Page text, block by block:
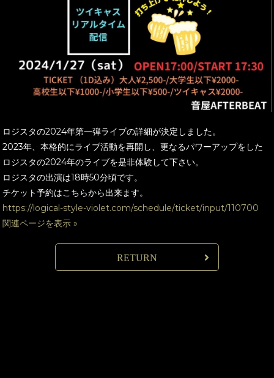
ロジスタの2024年第一弾ライブの詳細が決定しました。
2023年、本格的にライブ活動を再開し、更なるパワーアップをした
ロジスタの2024年のライブを是非体験して下さい。
ロジスタの出演は18時50分頃です。
チケット予約はこちらから出来ます。
https://logical-style-violet.com/schedule/ticket/input/110700
関連ページを表示 »
RETURN